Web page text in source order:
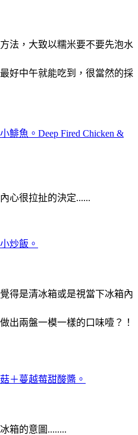
法，大致以糯米要不要先泡水
好中午就能吃到，很當然的採
鯡魚。Deep Fired Chicken &
心很拉扯的決定......
炒飯。
得是清冰箱或是視當下冰箱內
出兩盤一模一樣的口味噎？！
＋蔓越莓甜酸醬。
箱的意圖........